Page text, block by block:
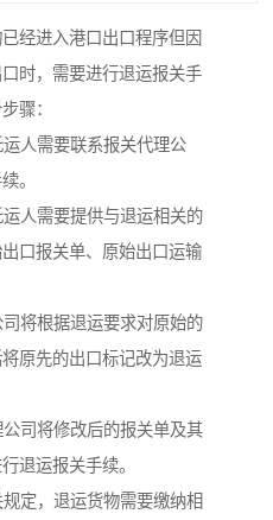
经进入港口出口程序但因
时，需要进行退运报关手
骤：
人需要联系报关代理公
。
人需要提供与退运相关的
口报关单、原始出口运输
将根据退运要求对原始的
原先的出口标记改为退运
司将修改后的报关单及其
退运报关手续。
定，退运货物需要缴纳相